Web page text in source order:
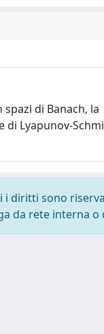
di Banach, la
Lyapunov-
diritti sono
da rete interna o